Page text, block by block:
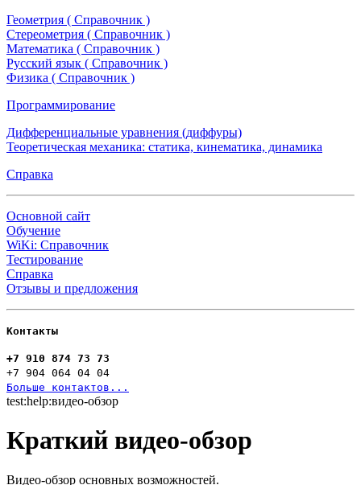
Геометрия ( Справочник )
Стереометрия ( Справочник )
Математика ( Справочник )
Русский язык ( Справочник )
Физика ( Справочник )
Программирование
Дифференциальные уравнения (диффуры)
Теоретическая механика: статика, кинематика, динамика
Справка
Основной сайт
Обучение
WiKi: Справочник
Тестирование
Справка
Отзывы и предложения
Контакты
+7 910 874 73 73
+7 904 064 04 04
Больше контактов...
test:help:видео-обзор
Краткий видео-обзор
Видео-обзор основных возможностей.